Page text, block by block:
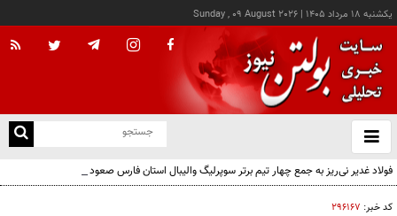
يکشنبه ۱۸ مرداد ۱۴۰۵ |
Sunday , 09 August 2026
باز
و
فولاد غدیر نی‌ریز به جمع چهار تیم برتر سوپرلیگ والیبال استان فارس صعود کرد
کد خبر: ۲۹۶۱۶۷